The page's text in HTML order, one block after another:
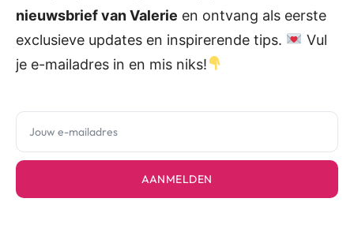
nieuwsbrief van Valerie en ontvang als eerste
exclusieve updates en inspirerende tips.
Vul
je e-mailadres in en mis niks!
AANMELDEN